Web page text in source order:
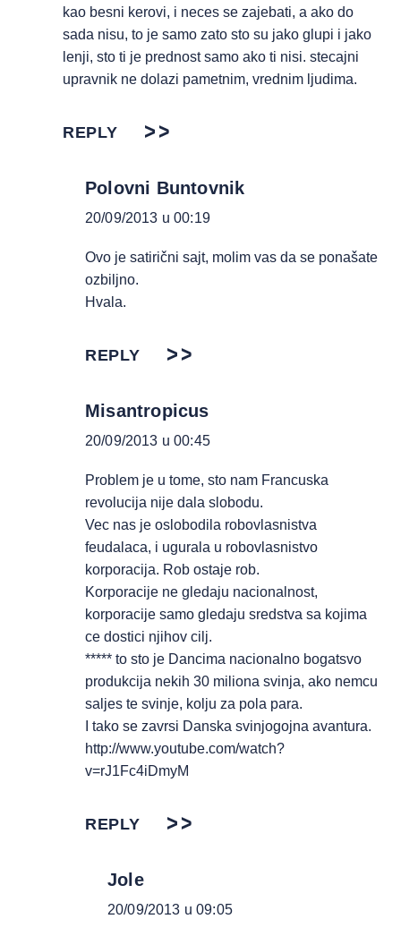
kao besni kerovi, i neces se zajebati, a ako do
sada nisu, to je samo zato sto su jako glupi i jako
lenji, sto ti je prednost samo ako ti nisi. stecajni
upravnik ne dolazi pametnim, vrednim ljudima.
REPLY
Polovni Buntovnik
20/09/2013 u 00:19
Ovo je satirični sajt, molim vas da se ponašate
ozbiljno.
Hvala.
REPLY
Misantropicus
20/09/2013 u 00:45
Problem je u tome, sto nam Francuska
revolucija nije dala slobodu.
Vec nas je oslobodila robovlasnistva
feudalaca, i ugurala u robovlasnistvo
korporacija. Rob ostaje rob.
Korporacije ne gledaju nacionalnost,
korporacije samo gledaju sredstva sa kojima
ce dostici njihov cilj.
***** to sto je Dancima nacionalno bogatsvo
produkcija nekih 30 miliona svinja, ako nemcu
saljes te svinje, kolju za pola para.
I tako se zavrsi Danska svinjogojna avantura.
http://www.youtube.com/watch?
v=rJ1Fc4iDmyM
REPLY
Jole
20/09/2013 u 09:05